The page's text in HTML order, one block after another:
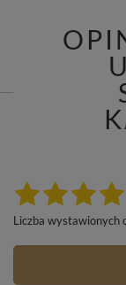
Liczba wystawionych